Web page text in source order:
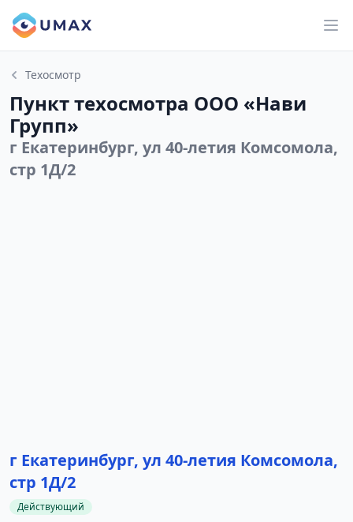
Техосмотр
Пункт техосмотра ООО «Нави
Групп»
г Екатеринбург, ул 40-летия Комсомола,
стр 1Д/2
г Екатеринбург, ул 40-летия Комсомола,
стр 1Д/2
Действующий